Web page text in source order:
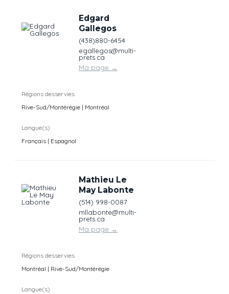
Edgard
Gallegos
(438)880-6454
egallegos@multi-
prets.ca
Ma page →
Régions desservies
Rive-Sud/Montérégie | Montréal
Langue(s)
Français | Espagnol
Mathieu Le
May Labonte
(514) 998-0087
mllabonte@multi-
prets.ca
Ma page →
Régions desservies
Montréal | Rive-Sud/Montérégie
Langue(s)